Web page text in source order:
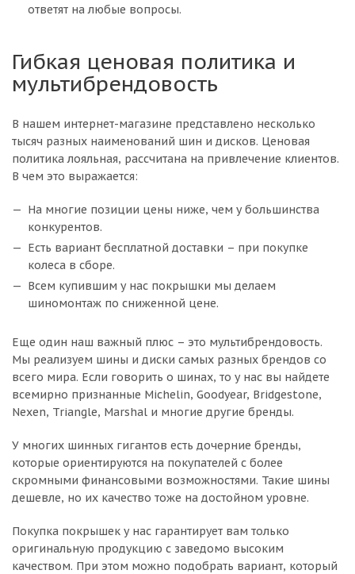
ответят на любые вопросы.
Гибкая ценовая политика и
мультибрендовость
В нашем интернет-магазине представлено несколько
тысяч разных наименований шин и дисков. Ценовая
политика лояльная, рассчитана на привлечение клиентов.
В чем это выражается:
На многие позиции цены ниже, чем у большинства
конкурентов.
Есть вариант бесплатной доставки – при покупке
колеса в сборе.
Всем купившим у нас покрышки мы делаем
шиномонтаж по сниженной цене.
Еще один наш важный плюс – это мультибрендовость.
Мы реализуем шины и диски самых разных брендов со
всего мира. Если говорить о шинах, то у нас вы найдете
всемирно признанные Michelin, Goodyear, Bridgestone,
Nexen, Triangle, Marshal и многие другие бренды.
У многих шинных гигантов есть дочерние бренды,
которые ориентируются на покупателей с более
скромными финансовыми возможностями. Такие шины
дешевле, но их качество тоже на достойном уровне.
Покупка покрышек у нас гарантирует вам только
оригинальную продукцию с заведомо высоким
качеством. При этом можно подобрать вариант, который